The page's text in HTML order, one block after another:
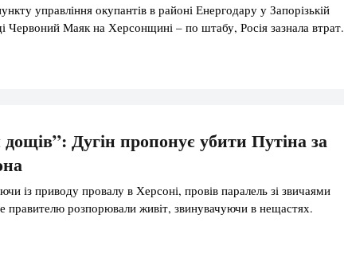
управління окупантів в районі Енергодару у Запорізькій
Червоний Маяк на Херсонщині – по штабу, Росія зазнала втрат.
Дугін пропонує убити Путіна за
із приводу провалу в Херсоні, провів паралель зі звичаями
правителю розпорювали живіт, звинувачуючи в нещастях.